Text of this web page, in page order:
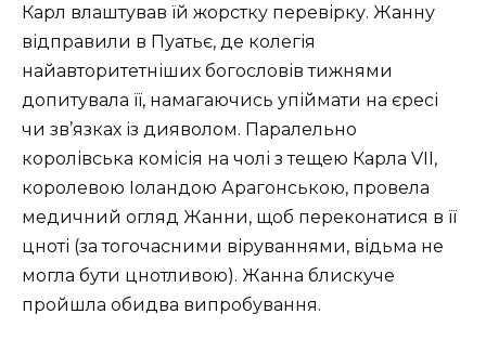
Карл влаштував їй жорстку перевірку. Жанну
відправили в Пуатьє, де колегія
найавторитетніших богословів тижнями
допитувала її, намагаючись упіймати на єресі
чи зв’язках із дияволом. Паралельно
королівська комісія на чолі з тещею Карла VII,
королевою Іоландою Арагонською, провела
медичний огляд Жанни, щоб переконатися в її
цноті (за тогочасними віруваннями, відьма не
могла бути цнотливою). Жанна блискуче
пройшла обидва випробування.